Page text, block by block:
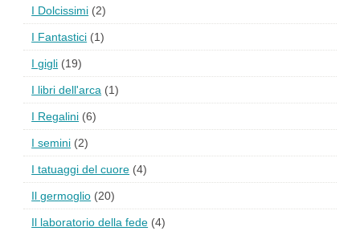
I Dolcissimi (2)
I Fantastici (1)
I gigli (19)
I libri dell'arca (1)
I Regalini (6)
I semini (2)
I tatuaggi del cuore (4)
Il germoglio (20)
Il laboratorio della fede (4)